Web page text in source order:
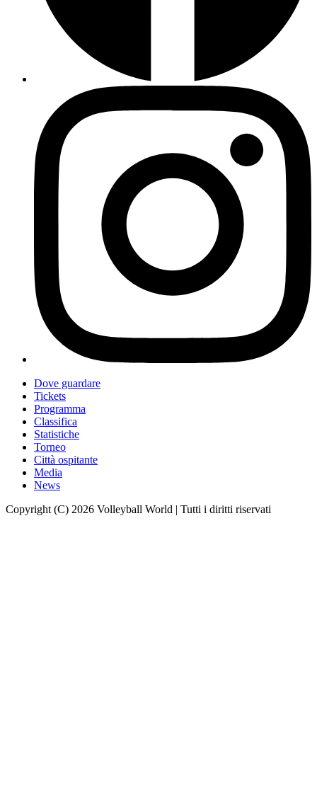
Dove guardare
Tickets
Programma
Classifica
Statistiche
Torneo
Città ospitante
Media
News
Copyright (C) 2026 Volleyball World | Tutti i diritti riservati